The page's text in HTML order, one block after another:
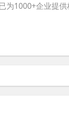
1000+企业提供